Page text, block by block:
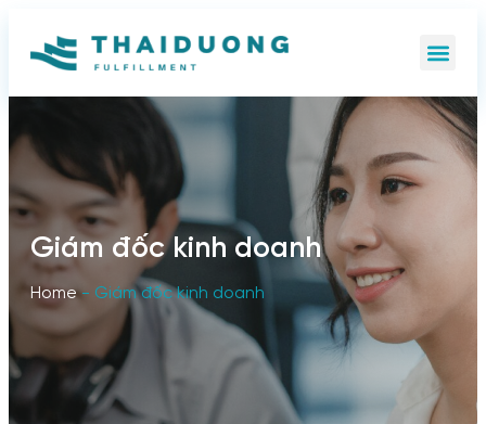
Giám đốc kinh doanh
Home- Giám đốc kinh doanh